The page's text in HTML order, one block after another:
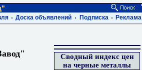
Доска объявлений Подписка Реклама
Сводный индекс цен
на черные металлы